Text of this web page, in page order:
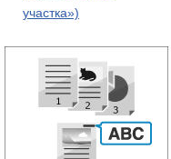
участка»)